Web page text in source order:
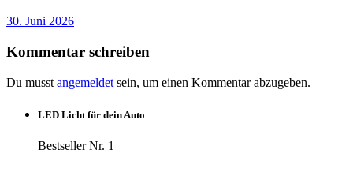
30. Juni 2026
Kommentar schreiben
Du musst angemeldet sein, um einen Kommentar abzugeben.
LED Licht für dein Auto
Bestseller Nr. 1